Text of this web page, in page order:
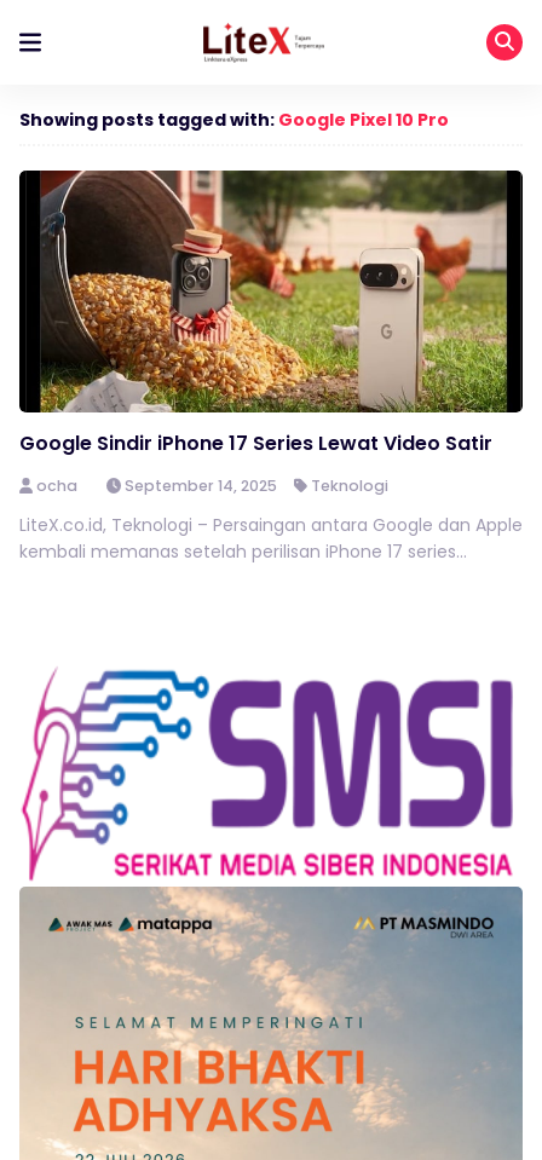
Showing posts tagged with: Google Pixel 10 Pro
Google Sindir iPhone 17 Series Lewat Video Satir
ocha September 14, 2025 Teknologi
LiteX.co.id, Teknologi – Persaingan antara Google dan Apple
kembali memanas setelah perilisan iPhone 17 series...